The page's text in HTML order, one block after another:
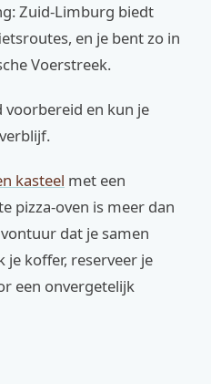
Zuid-Limburg biedt
en je bent zo in
Voerstreek.
voorbereid en kun je
kasteel met een
pizza-oven is meer dan
dat je samen
je koffer, reserveer je
een onvergetelijk